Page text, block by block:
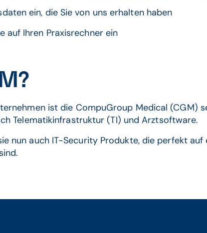
ein, die Sie von uns erhalten haben
auf Ihren Praxisrechner ein
ist die CompuGroup Medical (CGM)
Telematikinfrastruktur (TI) und Arztsoftware.
nun auch IT-Security Produkte, die perfekt